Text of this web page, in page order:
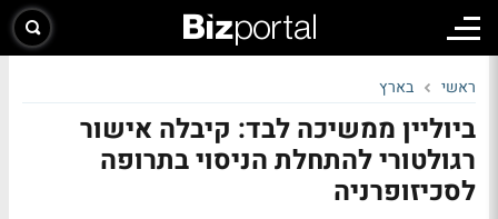
ראשי בארץ
ביוליין ממשיכה לבד: קיבלה אישור
רגולטורי להתחלת הניסוי בתרופה
לסכיזופרניה